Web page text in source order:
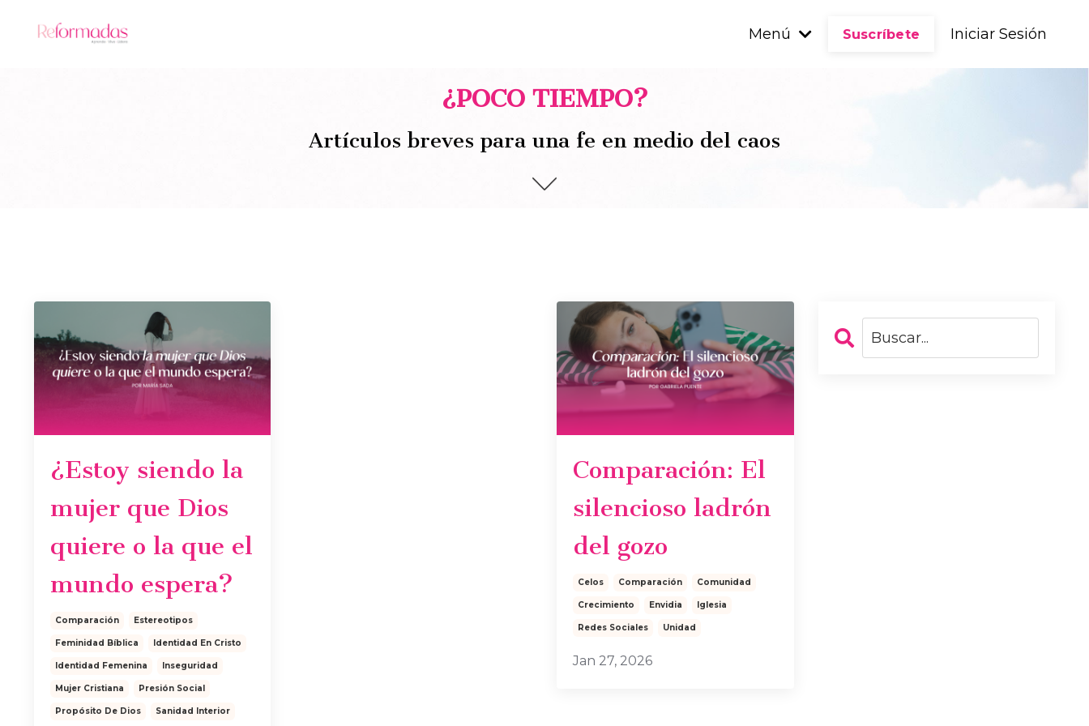
Menú Suscríbete Iniciar Sesión
¿POCO TIEMPO?
Artículos breves para una fe en medio del caos
¿Estoy siendo la
mujer que Dios
quiere o la que el
mundo espera?
Comparación Estereotipos
Feminidad Bíblica Identidad En Cristo
Identidad Femenina Inseguridad
Mujer Cristiana Presión Social
Propósito De Dios Sanidad Interior
Comparación: El
silencioso ladrón
del gozo
Celos Comparación Comunidad
Crecimiento Envidia Iglesia
Redes Sociales Unidad
Jan 27, 2026